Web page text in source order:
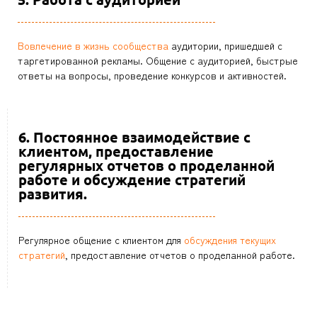
Вовлечение в жизнь сообщества аудитории, пришедшей с
таргетированной рекламы. Общение с аудиторией, быстрые
ответы на вопросы, проведение конкурсов и активностей.
6. Постоянное взаимодействие с
клиентом, предоставление
регулярных отчетов о проделанной
работе и обсуждение стратегий
развития.
Регулярное общение с клиентом для обсуждения текущих
стратегий, предоставление отчетов о проделанной работе.